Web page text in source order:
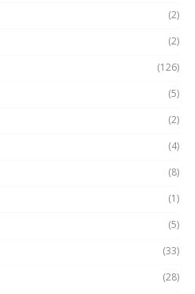
(2)
(2)
(126)
(5)
(2)
(4)
(8)
(1)
(5)
(33)
(28)